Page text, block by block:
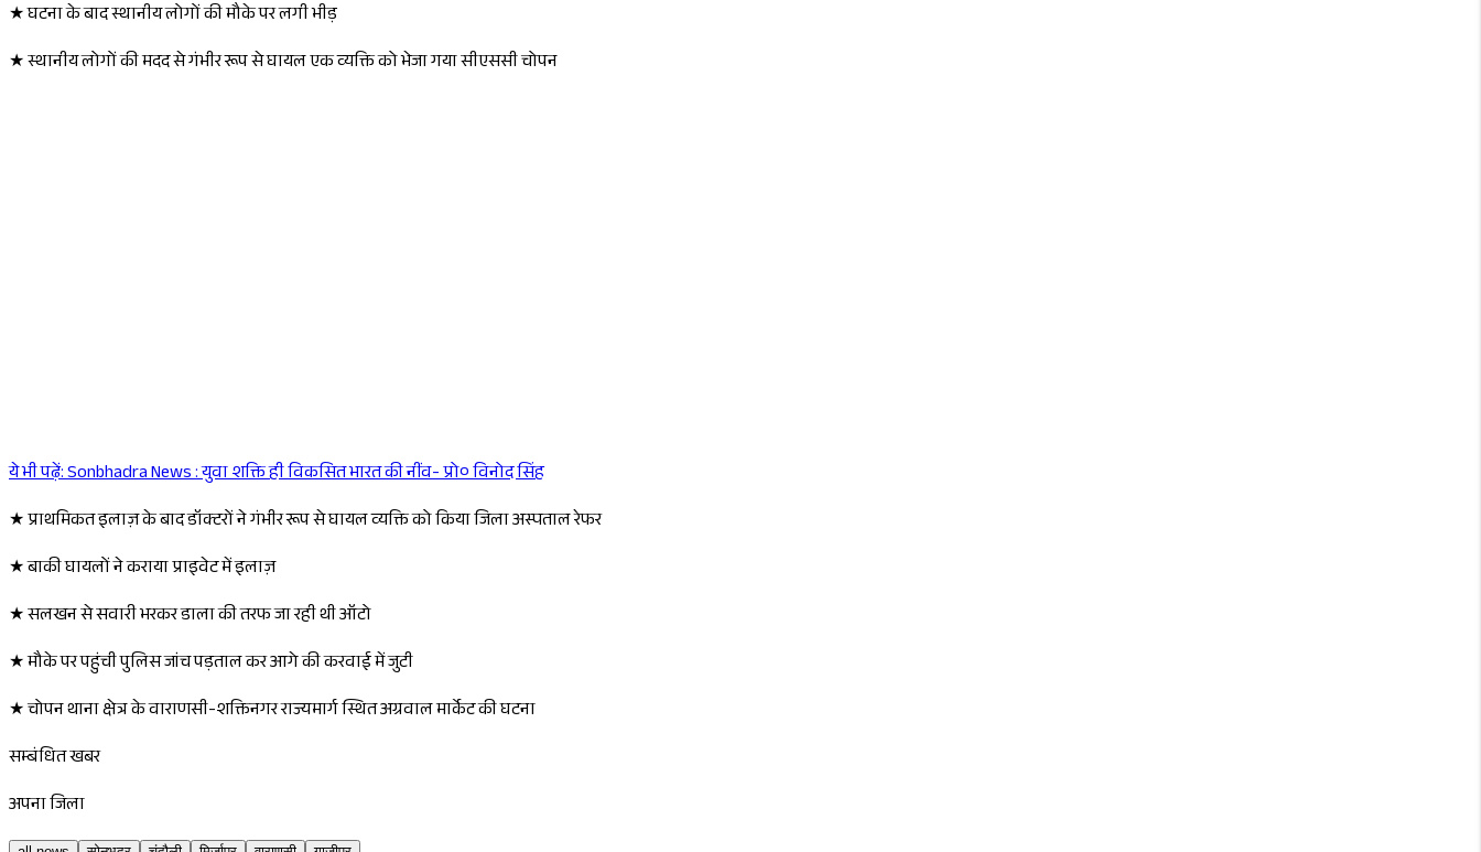
★ घटना के बाद स्थानीय लोगों की मौके पर लगी भीड़
★ स्थानीय लोगों की मदद से गंभीर रूप से घायल एक व्यक्ति को भेजा गया सीएससी चोपन
ये भी पढ़ें:Sonbhadra News : युवा शक्ति ही विकसित भारत की नींव- प्रो० विनोद सिंह
★ प्राथमिकत इलाज़ के बाद डॉक्टरों ने गंभीर रूप से घायल व्यक्ति को किया जिला अस्पताल रेफर
★ बाकी घायलों ने कराया प्राइवेट में इलाज़
★ सलखन से सवारी भरकर डाला की तरफ जा रही थी ऑटो
★ मौके पर पहुंची पुलिस जांच पड़ताल कर आगे की करवाई में जुटी
★ चोपन थाना क्षेत्र के वाराणसी-शक्तिनगर राज्यमार्ग स्थित अग्रवाल मार्केट की घटना
सम्बंधित खबर
अपना जिला